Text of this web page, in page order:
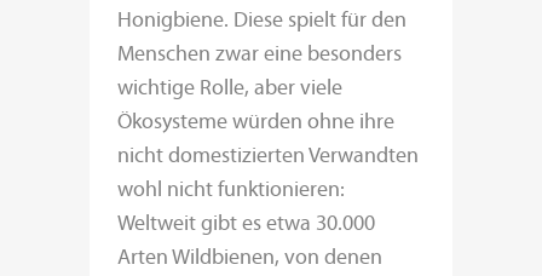
Honigbiene. Diese spielt für den
Menschen zwar eine besonders
wichtige Rolle, aber viele
Ökosysteme würden ohne ihre
nicht domestizierten Verwandten
wohl nicht funktionieren:
Weltweit gibt es etwa 30.000
Arten Wildbienen, von denen